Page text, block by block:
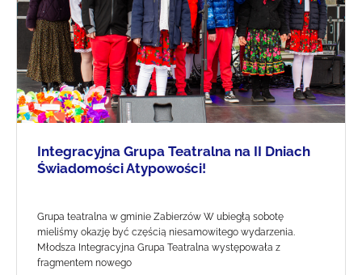
Integracyjna Grupa Teatralna na II Dniach
Świadomości Atypowości!
Grupa teatralna w gminie Zabierzów W ubiegłą sobotę
mieliśmy okazję być częścią niesamowitego wydarzenia.
Młodsza Integracyjna Grupa Teatralna występowała z
fragmentem nowego